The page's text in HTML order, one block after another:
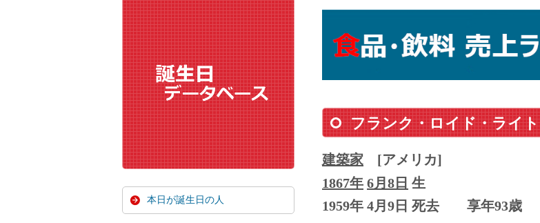
フランク・ロイド・ライト
建築家
[アメリカ]
1867年 6月8日 生
1959年 4月9日 死去
享年93歳
本日が誕生日の人